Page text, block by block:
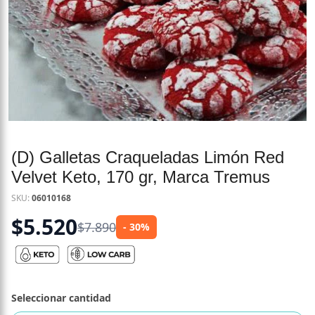
(D) Galletas Craqueladas Limón Red
Velvet Keto, 170 gr, Marca Tremus
SKU:06010168
$5.520$7.890 - 30%
Seleccionar cantidad